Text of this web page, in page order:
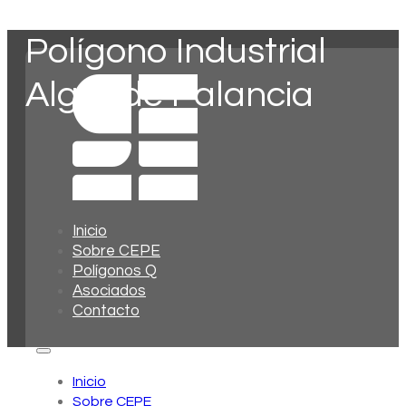
Inicio
Sobre CEPE
Polígonos Q
Asociados
Contacto
Inicio
Sobre CEPE
Polígono Industrial
Algar de Palancia